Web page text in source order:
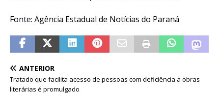
Fonte: Agência Estadual de Notícias do Paraná
ANTERIOR
Tratado que facilita acesso de pessoas com deficiência a obras
literárias é promulgado